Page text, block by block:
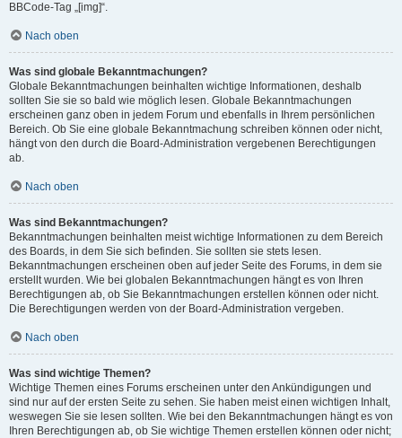
BBCode-Tag „[img]“.
Nach oben
Was sind globale Bekanntmachungen?
Globale Bekanntmachungen beinhalten wichtige Informationen, deshalb
sollten Sie sie so bald wie möglich lesen. Globale Bekanntmachungen
erscheinen ganz oben in jedem Forum und ebenfalls in Ihrem persönlichen
Bereich. Ob Sie eine globale Bekanntmachung schreiben können oder nicht,
hängt von den durch die Board-Administration vergebenen Berechtigungen
ab.
Nach oben
Was sind Bekanntmachungen?
Bekanntmachungen beinhalten meist wichtige Informationen zu dem Bereich
des Boards, in dem Sie sich befinden. Sie sollten sie stets lesen.
Bekanntmachungen erscheinen oben auf jeder Seite des Forums, in dem sie
erstellt wurden. Wie bei globalen Bekanntmachungen hängt es von Ihren
Berechtigungen ab, ob Sie Bekanntmachungen erstellen können oder nicht.
Die Berechtigungen werden von der Board-Administration vergeben.
Nach oben
Was sind wichtige Themen?
Wichtige Themen eines Forums erscheinen unter den Ankündigungen und
sind nur auf der ersten Seite zu sehen. Sie haben meist einen wichtigen Inhalt,
weswegen Sie sie lesen sollten. Wie bei den Bekanntmachungen hängt es von
Ihren Berechtigungen ab, ob Sie wichtige Themen erstellen können oder nicht;